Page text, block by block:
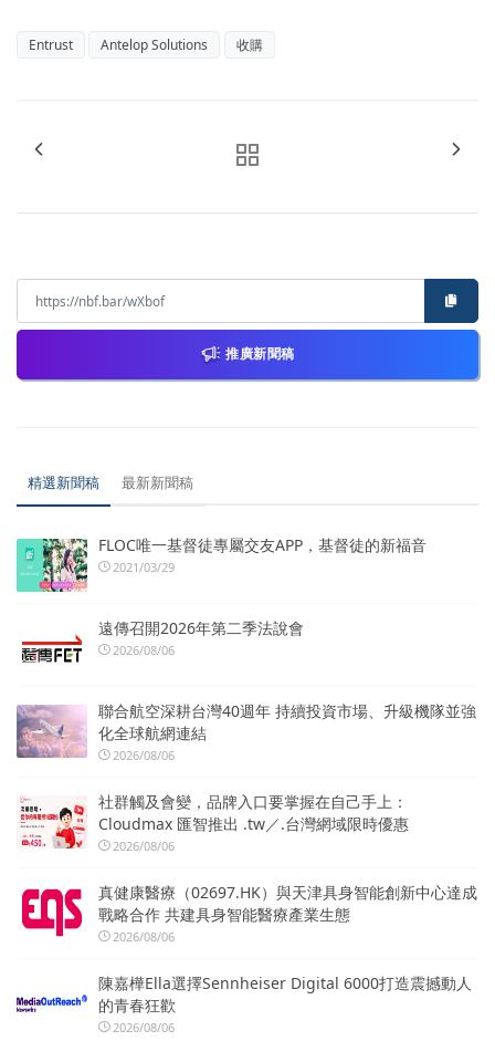
Entrust Antelop Solutions 收購
推廣新聞稿
精選新聞稿 最新新聞稿
FLOC唯一基督徒專屬交友APP，基督徒的新福音
2021/03/29
遠傳召開2026年第二季法說會
2026/08/06
聯合航空深耕台灣40週年 持續投資市場、升級機隊並強
化全球航網連結
2026/08/06
社群觸及會變，品牌入口要掌握在自己手上：
Cloudmax 匯智推出 .tw／.台灣網域限時優惠
2026/08/06
真健康醫療（02697.HK）與天津具身智能創新中心達成
戰略合作 共建具身智能醫療產業生態
2026/08/06
陳嘉樺Ella選擇Sennheiser Digital 6000打造震撼動人
的青春狂歡
2026/08/06